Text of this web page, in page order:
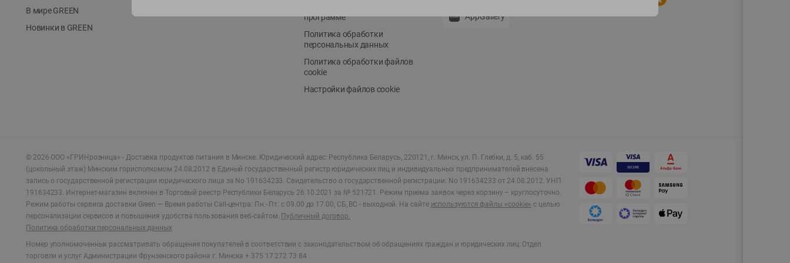
В мире GREEN
Новинки в GREEN
программе
Политика обработки
персональных данных
Политика обработки файлов
cookie
Настройки файлов cookie
AppGallery
© 2026 ООО «ГРИНрозница» - Доставка продуктов питания в Минске. Юридический адрес: Республика Беларусь, 220121, г. Минск, ул. П. Глебки, д. 5, каб. 55
(цокольный этаж) Минским горисполкомом 24.08.2012 в Единый государственный регистр юридических лиц и индивидуальных предпринимателей внесена
запись о государственной регистрации юридического лица за No 191634233. Свидетельство о государственной регистрации: No 191634233 от 24.08.2012. УНП
191634233. Интернет-магазин включен в Торговый реестр Республики Беларусь 26.10.2021 за № 521721. Режим приема заявок через корзину – круглосуточно.
Режим работы сервиса доставки Green — Время работы Call-центра: Пн.- Пт. с 09.00 до 17.00, СБ, ВС - выходной. На сайте используются файлы «cookie» с целью
персонализации сервисов и повышения удобства пользования веб-сайтом. Публичный договор.
Политика обработки персональных данных
Номер уполномоченных рассматривать обращения покупателей в соответствии с законодательством об обращениях граждан и юридических лиц: Отдел
торговли и услуг Администрации Фрунзенского района г. Минска + 375 17 272 73 84 .